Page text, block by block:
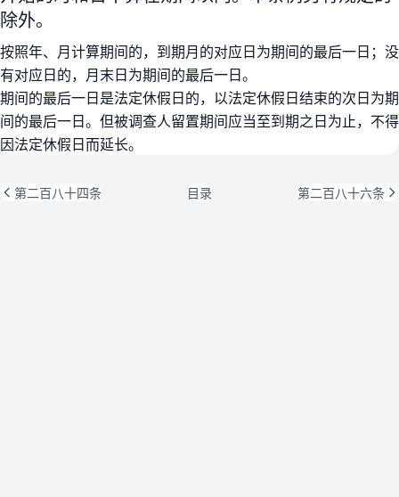
除外。
按照年、月计算期间的，到期月的对应日为期间的最后一日；没
有对应日的，月末日为期间的最后一日。
期间的最后一日是法定休假日的，以法定休假日结束的次日为期
间的最后一日。但被调查人留置期间应当至到期之日为止，不得
因法定休假日而延长。
第二百八十四条 目录 第二百八十六条